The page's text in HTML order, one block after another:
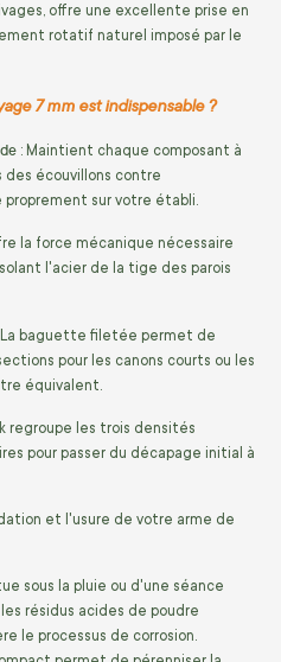
offre une excellente prise en
rotatif naturel imposé par le
7 mm est indispensable ?
: Maintient chaque composant à
des écouvillons contre
sur votre établi.
la force mécanique nécessaire
l'acier de la tige des parois
La baguette filetée permet de
pour les canons courts ou les
équivalent.
regroupe les trois densités
pour passer du décapage initial à
et l'usure de votre arme de
sous la pluie ou d'une séance
résidus acides de poudre
le processus de corrosion.